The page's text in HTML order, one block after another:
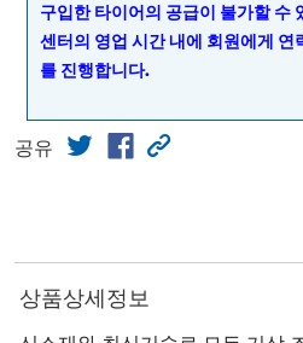
구입한 타이어의 공급이 불가할 수
센터의 영업 시간 내에 회원에게 연
를 진행합니다.
공유
상품상세정보